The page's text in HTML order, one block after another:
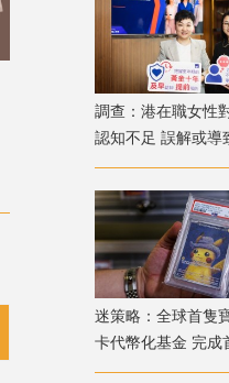
調查：港在職女性
認知不足 誤解或導
「黃金預防期」
迷策略：全球首隻
卡代幣化基金 完成
兼獲超購